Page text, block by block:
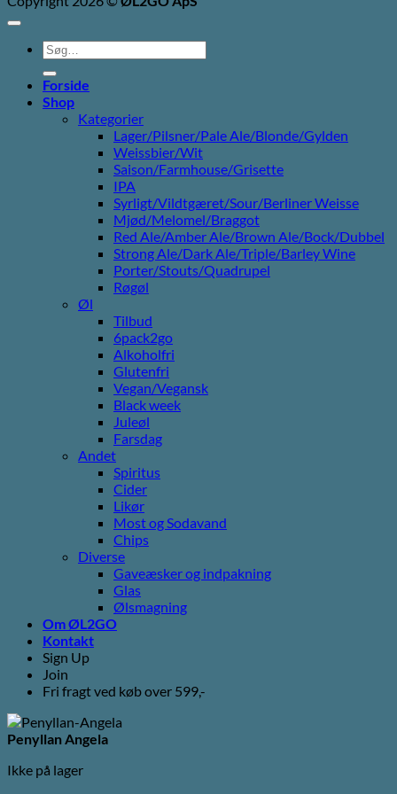
Søg
efter:
Forside
Shop
Kategorier
Lager/Pilsner/Pale Ale/Blonde/Gylden
Weissbier/Wit
Saison/Farmhouse/Grisette
IPA
Syrligt/Vildtgæret/Sour/Berliner Weisse
Mjød/Melomel/Braggot
Red Ale/Amber Ale/Brown Ale/Bock/Dubbel
Strong Ale/Dark Ale/Triple/Barley Wine
Porter/Stouts/Quadrupel
Røgøl
Øl
Tilbud
6pack2go
Alkoholfri
Glutenfri
Vegan/Vegansk
Black week
Juleøl
Farsdag
Andet
Spiritus
Cider
Likør
Most og Sodavand
Chips
Diverse
Gaveæsker og indpakning
Glas
Ølsmagning
Om ØL2GO
Kontakt
Sign Up
Join
Fri fragt ved køb over 599,-
Penyllan Angela
Ikke på lager